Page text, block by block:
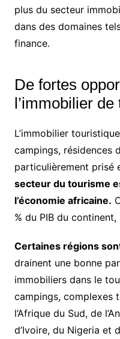
plus du secteur
dans des domaines
finance.
De fortes
l’immobilier
L’immobilier
campings, résidences
particulièrement prisé
secteur du tourisme
l’économie africaine.
% du PIB du
Certaines régions
drainent une bonne
immobiliers dans le
campings, complexes
l’Afrique du Sud, de
d’Ivoire, du Nigeria et